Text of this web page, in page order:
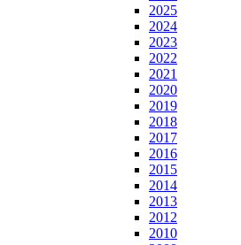
2025
2024
2023
2022
2021
2020
2019
2018
2017
2016
2015
2014
2013
2012
2010